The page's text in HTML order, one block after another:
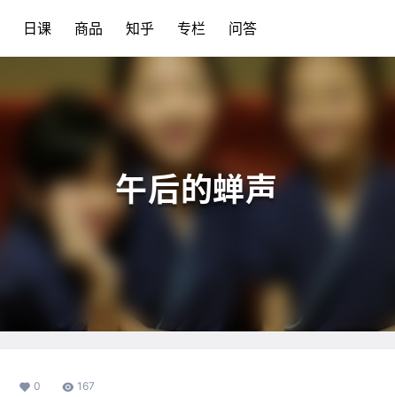
日课 商品 知乎 专栏 问答
午后的蝉声
0 167